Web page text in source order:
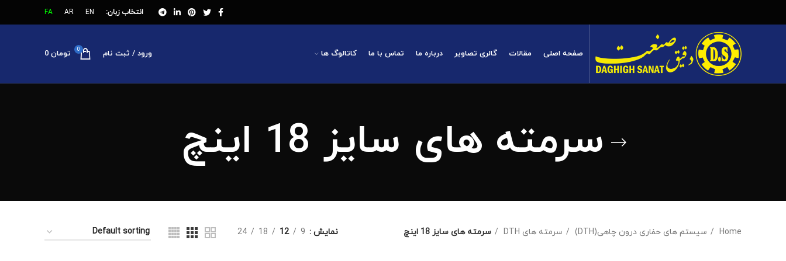
انتخاب زبان: EN
AR
FA
صفحه اصلی مقالات گالری تصاویر درباره ما تماس با ما کاتالوگ ها ورود / ثبت نام 0 تومان
سرمته های سایز 18 اینچ
Home سیستم های حفاری درون چاهی(DTH) سرمته های DTH سرمته های سایز 18 اینچ نمایش 9
12
18
24